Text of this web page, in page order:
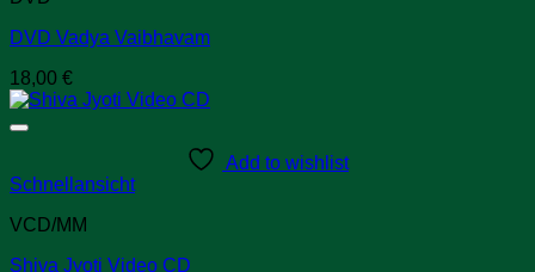
DVD Vadya Vaibhavam
18,00 €
Add to wishlist
Schnellansicht
VCD/MM
Shiva Jyoti Video CD